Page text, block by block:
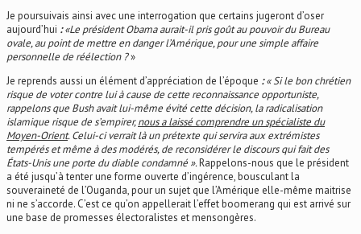
Je poursuivais ainsi avec une interrogation que certains jugeront d’oser
aujourd’hui : «Le président Obama aurait-il pris goût au pouvoir du Bureau
ovale, au point de mettre en danger l’Amérique, pour une simple affaire
personnelle de réélection ?»
Je reprends aussi un élément d’appréciation de l’époque : «Si le bon chrétien
risque de voter contre lui à cause de cette reconnaissance opportuniste,
rappelons que Bush avait lui-même évité cette décision, la radicalisation
islamique risque de s’empirer,nous a laissé comprendre un spécialiste du
Moyen-Orient. Celui-ci verrait là un prétexte qui servira aux extrémistes
tempérés et même à des modérés, de reconsidérer le discours qui fait des
États-Unis une porte du diable condamné ».Rappelons-nous que le président
a été jusqu’à tenter une forme ouverte d’ingérence, bousculant la
souveraineté de l’Ouganda, pour un sujet que l’Amérique elle-même maitrise
ni ne s’accorde. C’est ce qu’on appellerait l’effet boomerang qui est arrivé sur
une base de promesses électoralistes et mensongères.